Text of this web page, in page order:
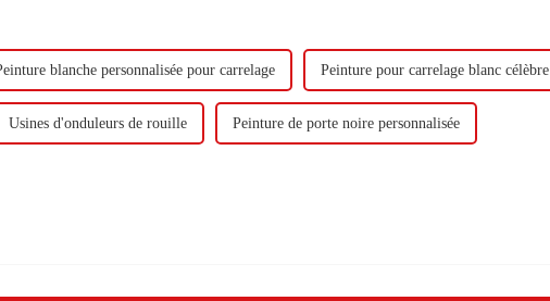
blanche personnalisée pour carrelage Peinture pour carrelage blanc célèbre
Usines d'onduleurs de rouille Peinture de porte noire personnalisée